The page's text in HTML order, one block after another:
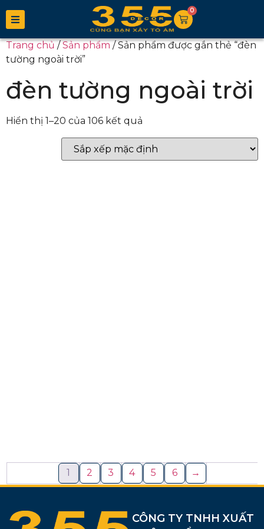
0
Trang chủ/Sản phẩm/ Sản phẩm được gắn thẻ “đèn
tường ngoài trời”
đèn tường ngoài trời
Hiển thị 1–20 của 106 kết quả
1 2 3 4 5 6 →
CÔNG TY TNHH XUẤT